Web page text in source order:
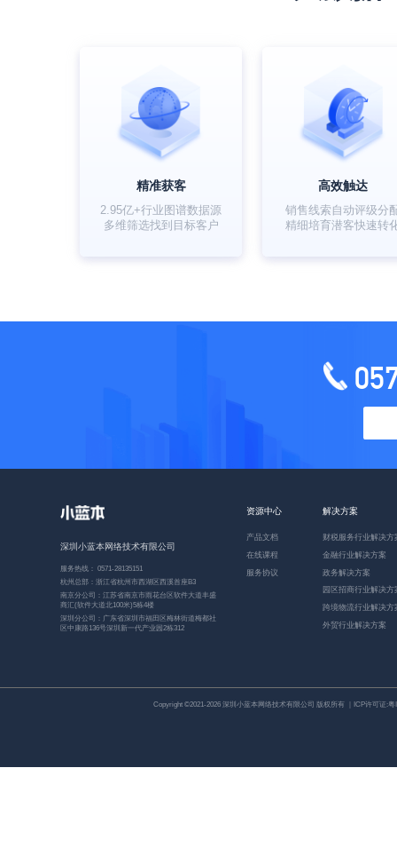
精准获客
2.95亿+行业图谱数据源
多维筛选找到目标客户
高效触达
销售线索自动评级分
精细培育潜客快速转
深圳小蓝本网络技术有限公司
服务热线： 0571-28135151
杭州总部：浙江省杭州市西湖区西溪首座B3
南京分公司：江苏省南京市雨花台区软件大道丰盛
商汇(软件大道北100米)5栋4楼
深圳分公司：广东省深圳市福田区梅林街道梅都社
区中康路136号深圳新一代产业园2栋312
资源中心
产品文档
在线课程
服务协议
解决方案
财税服务行业解决方
金融行业解决方案
政务解决方案
园区招商行业解决方
跨境物流行业解决方
外贸行业解决方案
Copyright ©2021-2026 深圳小蓝本网络技术有限公司 版权所有 ｜ICP许可证:粤